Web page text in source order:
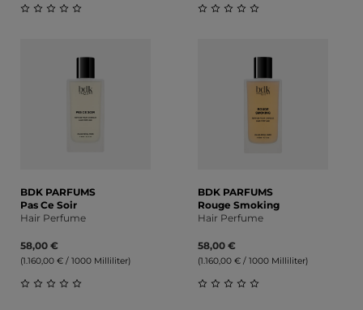
BDK PARFUMS
Pas Ce Soir
Hair Perfume
58,00 €
(1.160,00 € / 1000 Milliliter)
BDK PARFUMS
Rouge Smoking
Hair Perfume
58,00 €
(1.160,00 € / 1000 Milliliter)